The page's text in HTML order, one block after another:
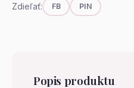
Zdieľať: FB PIN
Popis produktu